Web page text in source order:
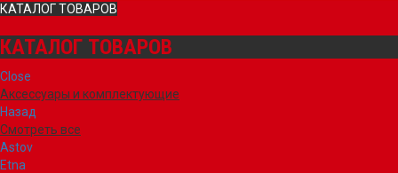
КАТАЛОГ ТОВАРОВ
КАТАЛОГ ТОВАРОВ
Close
Аксессуары и комплектующие
Назад
Смотреть все
Astov
Etna